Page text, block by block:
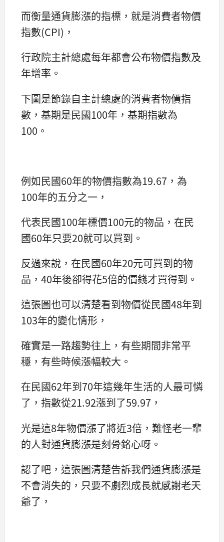
而衡量通貨膨漲的指標，就是消費者物價
指數(CPI)，
行政院主計總處每年都會公布物價指數及
年增率。
下圖是節錄自主計總處的消費者物價指
數，基期是民國100年，基期指數為
100。
例如民國60年的物價指數為19.67，為
100年的五分之一，
代表民國100年標價100元的物品，在民
國60年只要20就可以買到。
反過來說，在民國60年20元可買到的物
品，40年後卻得花5倍的價錢才買得到。
這張圖也可以清楚看到物價從民國48年到
103年的變化情形，
確實是一路趨勢往上，有些期間非常平
穩，有些時候漲幅較大。
在民國62年到70年這幾年生活的人最可憐
了，指數從21.92漲到了59.97，
光是這8年物價漲了將近3倍，難怪老一輩
的人對通貨膨漲是刻骨銘心呀。
認了吧，這張圖清楚告訴我們通貨膨漲是
不會消失的，只要不劇烈成長就感謝老天
爺了，